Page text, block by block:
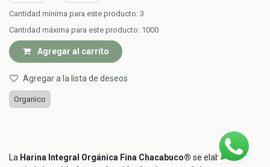
Cantidad mínima para este producto: 3
Cantidad máxima para este producto: 1000
Agregar al carrito
Agregar a la lista de deseos
Organico
La Harina Integral Orgánica Fina Chacabuco® se elabora a